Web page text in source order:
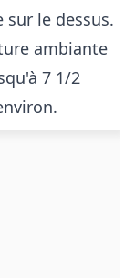
le dessus.
ambiante
7 1/2